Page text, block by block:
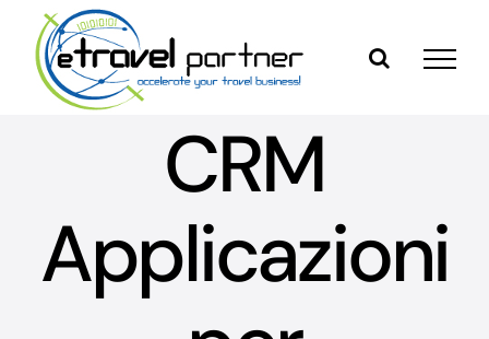
content
CRM
Applicazioni